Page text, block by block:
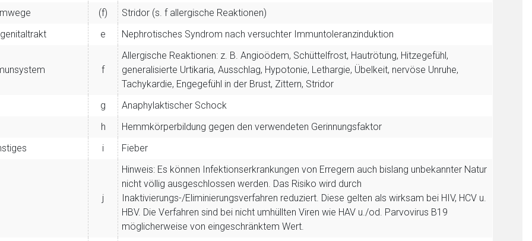
(f)
Stridor (s. f allergische Reaktionen)
e Nephrotisches Syndrom nach versuchter Immuntoleranzinduktion
f
Allergische Reaktionen: z. B. Angioödem, Schüttelfrost, Hautrötung, Hitzegefühl,
generalisierte Urtikaria, Ausschlag, Hypotonie, Lethargie, Übelkeit, nervöse Unruhe,
Tachykardie, Engegefühl in der Brust, Zittern, Stridor
g
Anaphylaktischer Schock
h
Hemmkörperbildung gegen den verwendeten Gerinnungsfaktor
i Fieber
j
Hinweis: Es können Infektionserkrankungen von Erregern auch bislang unbekannter Natur
nicht völlig ausgeschlossen werden. Das Risiko wird durch
Inaktivierungs-/Eliminierungsverfahren reduziert. Diese gelten als wirksam bei HIV, HCV u.
HBV. Die Verfahren sind bei nicht umhüllten Viren wie HAV u./od. Parvovirus B19
möglicherweise von eingeschränktem Wert.